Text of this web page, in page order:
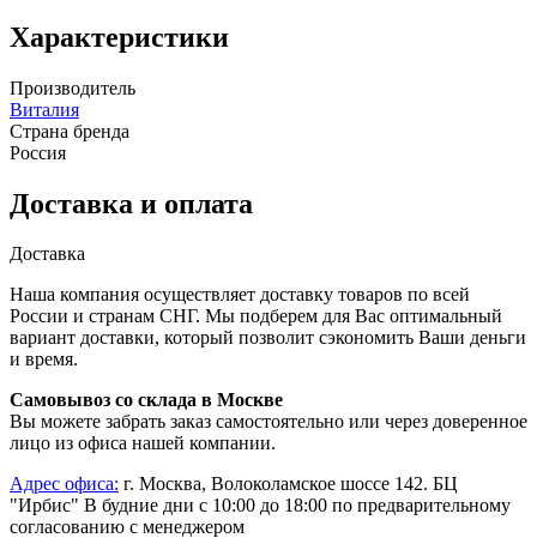
Характеристики
Производитель
Виталия
Страна бренда
Россия
Доставка и оплата
Доставка
Наша компания осуществляет доставку товаров по всей
России и странам СНГ. Мы подберем для Вас оптимальный
вариант доставки, который позволит сэкономить Ваши деньги
и время.
Самовывоз со склада в Москве
Вы можете забрать заказ самостоятельно или через доверенное
лицо из офиса нашей компании.
Адрес офиса: г. Москва, Волоколамское шоссе 142. БЦ
"Ирбис" В будние дни с 10:00 до 18:00 по предварительному
согласованию с менеджером